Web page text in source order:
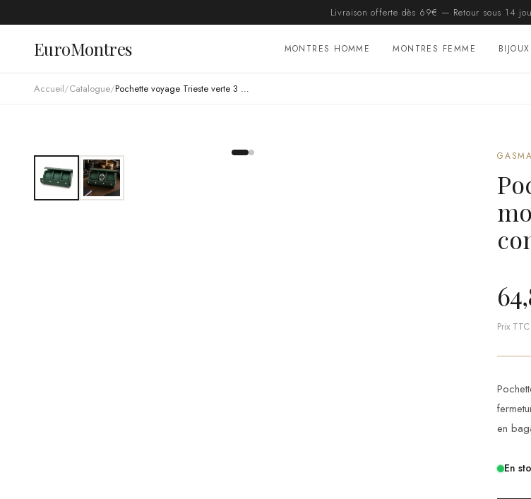
Livraison offerte dès 69€ — Retour sous 14
EuroMontres MONTRES HOMME MONTRES FEMME BIJOUX
Accueil/Catalogue/ Pochette voyage Trieste verte 3 montres fermeture rabat simili-cuir composite
Prix
en
En